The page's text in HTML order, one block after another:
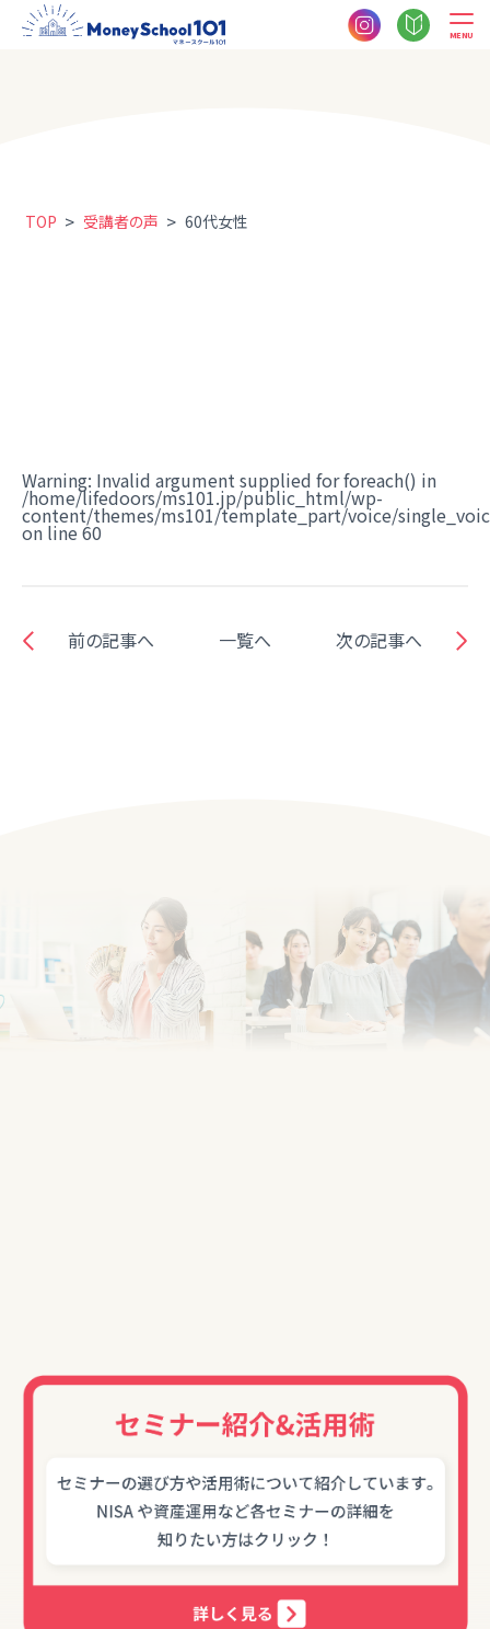
MENU
TOP > 受講者の声 > 60代女性
Warning: Invalid argument supplied for foreach() in
/home/lifedoors/ms101.jp/public_html/wp-
content/themes/ms101/template_part/voice/
on line 60
前の記事へ 一覧へ 次の記事へ